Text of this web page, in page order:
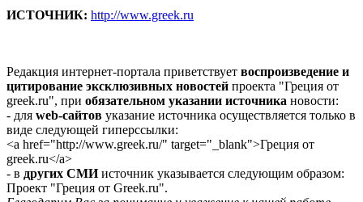
ИСТОЧНИК: http://www.greek.ru
Редакция интернет-портала приветствует воспроизведение и
цитирование эксклюзивных новостей проекта "Греция от
greek.ru", при обязательном указании источника новости:
- для web-сайтов указание источника осуществляется только в
виде следующей гиперссылки:
<a href="http://www.greek.ru/" target="_blank">Греция от
greek.ru</a>
- в других СМИисточник указывается следующим образом:
Проект "Греция от Greek.ru".